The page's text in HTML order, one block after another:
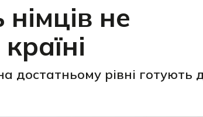
не
рівні готують